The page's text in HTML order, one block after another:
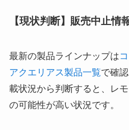
【現状判断】販売中止情
最新の製品ラインナップは
アクエリアス製品一覧で確
載状況から判断すると、レ
の可能性が高い状況です。